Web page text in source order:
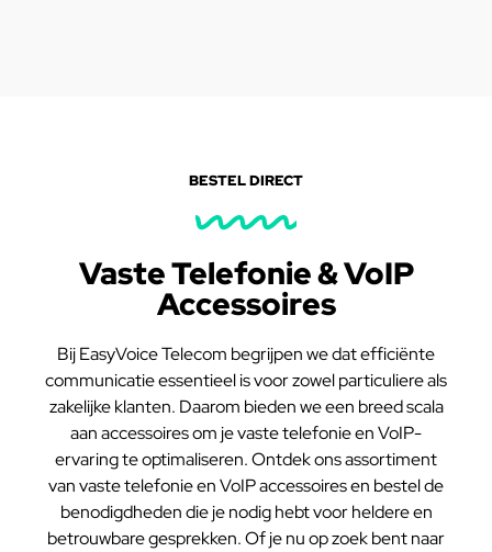
BESTEL DIRECT
Vaste Telefonie & VoIP
Accessoires
Bij EasyVoice Telecom begrijpen we dat efficiënte
communicatie essentieel is voor zowel particuliere als
zakelijke klanten. Daarom bieden we een breed scala
aan accessoires om je vaste telefonie en VoIP-
ervaring te optimaliseren. Ontdek ons assortiment
van vaste telefonie en VoIP accessoires en bestel de
benodigdheden die je nodig hebt voor heldere en
betrouwbare gesprekken. Of je nu op zoek bent naar